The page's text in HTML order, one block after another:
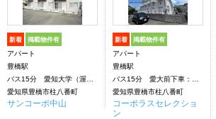
新着 掲載物件有
アパート
豊橋駅
バス15分 愛知大学（渥美線）下車：停歩7分
愛知県豊橋市柱八番町
サンコーポ中山
新着 掲載物件有
アパート
豊橋駅
バス15分 愛大前下車：停歩8分
愛知県豊橋市柱八番町
コーポラスセレクショ
ン